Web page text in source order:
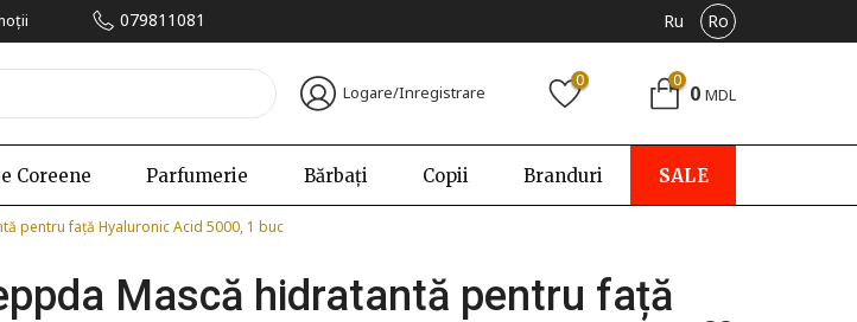
079811081 Ru Ro
Logare/Inregistrare
0 0 0 MDL
Coreene Parfumerie Bărbați Copii Branduri SALE
pentru față Hyaluronic Acid 5000, 1 buc
Mască hidratantă pentru față